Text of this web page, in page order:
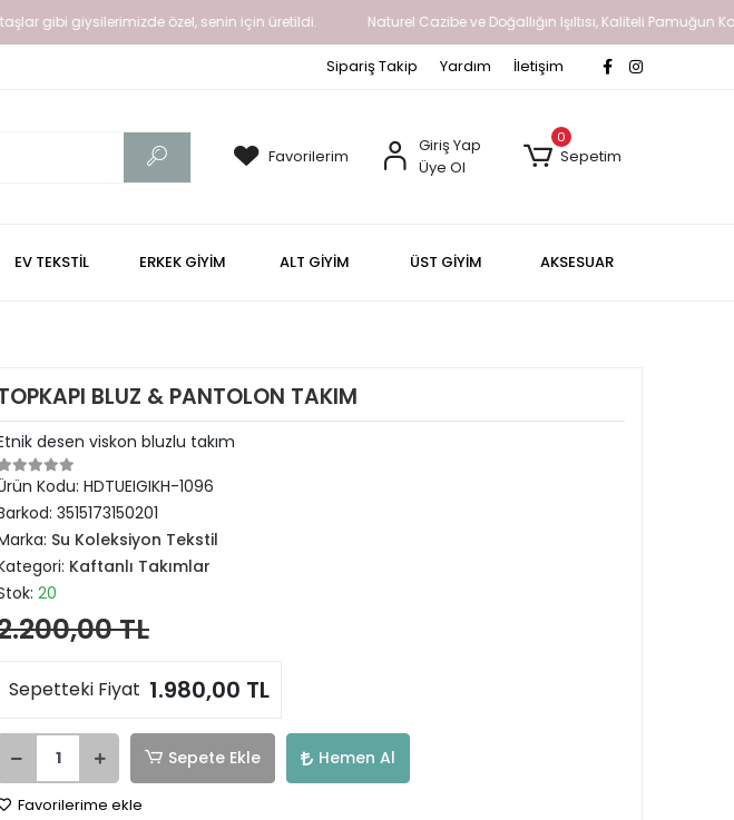
gibi giysilerimizde özel, senin için üretildi. Naturel Cazibe ve Doğallığın Işıltısı, Kaliteli Pamuğun
Sipariş Takip Yardım İletişim
Favorilerim
Giriş Yap
Üye Ol
0
Sepetim
EV TEKSTİL ERKEK GİYİM ALT GİYİM ÜST GİYİM AKSESUAR
BLUZ & PANTOLON TAKIM
desen viskon bluzlu takım
Kodu: HDTUEIGIKH-1096
3515173150201
Su Koleksiyon Tekstil
Kaftanlı Takımlar
20
TL
Sepetteki Fiyat 1.980,00 TL
Sepete Ekle Hemen Al
Favorilerime ekle